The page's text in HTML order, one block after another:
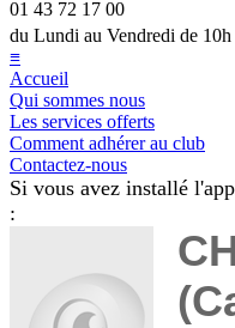
01 43 72 17 00
du Lundi au Vendredi de
≡
Accueil
Qui sommes nous
Les services offerts
Comment adhérer au club
Contactez-nous
Si vous avez installé
: